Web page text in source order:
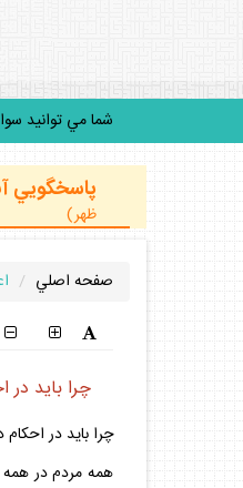
شما مي توانيد سوالات
پاسخگويي
ظهر)
صفحه اصلي
چرا بايد در
چرا بايد در احكام
همه مردم در همه